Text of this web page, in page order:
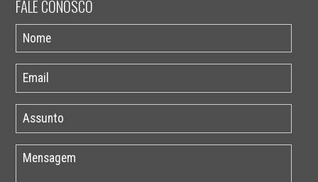
FALE CONOSCO